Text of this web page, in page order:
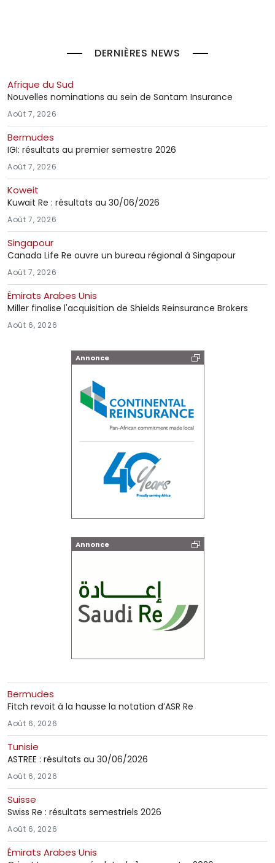
DERNIÈRES NEWS
Afrique du Sud
Nouvelles nominations au sein de Santam Insurance
Août 7, 2026
Bermudes
IGI: résultats au premier semestre 2026
Août 7, 2026
Koweit
Kuwait Re : résultats au 30/06/2026
Août 7, 2026
Singapour
Canada Life Re ouvre un bureau régional à Singapour
Août 7, 2026
Émirats Arabes Unis
Miller finalise l'acquisition de Shields Reinsurance Brokers
Août 6, 2026
Annonce
Annonce
Bermudes
Fitch revoit à la hausse la notation d’ASR Re
Août 6, 2026
Tunisie
ASTREE : résultats au 30/06/2026
Août 6, 2026
Suisse
Swiss Re : résultats semestriels 2026
Août 6, 2026
Émirats Arabes Unis